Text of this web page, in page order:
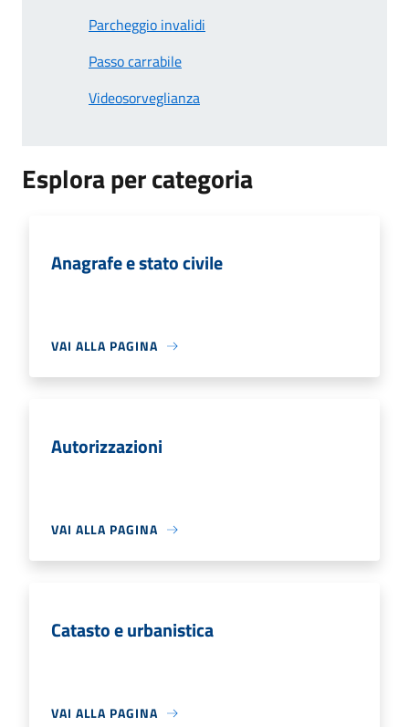
Parcheggio invalidi
Passo carrabile
Videosorveglianza
Esplora per categoria
Anagrafe e stato civile
VAI ALLA PAGINA
Autorizzazioni
VAI ALLA PAGINA
Catasto e urbanistica
VAI ALLA PAGINA